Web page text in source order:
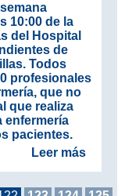
10:00 de la
del Hospital
de
Todos
profesionales
que no
que realiza
enfermería
pacientes.
Leer más